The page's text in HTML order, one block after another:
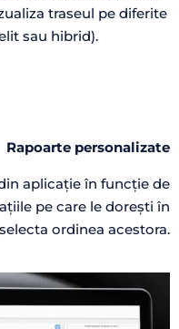
traseul pe diferite
sau hibrid).
Rapoarte personalizate
aplicație în funcție de
pe care le dorești în
ordinea acestora.